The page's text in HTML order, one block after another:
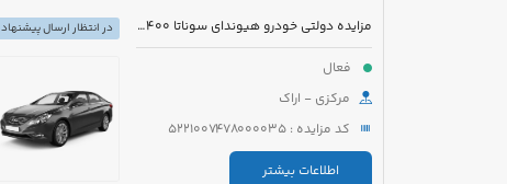
مزایده دولتی خودرو هیوندای سوناتا YF2400 مدل 2012 رنگ سفید متالیک
فعال
مرکزی - اراک
کد مزایده : 5221007478000035
اطلاعات بیشتر
در انتظار ارسال پیشنهاد